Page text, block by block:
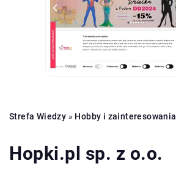
Strefa Wiedzy » Hobby i zainteresowania
Hopki.pl sp. z o.o.